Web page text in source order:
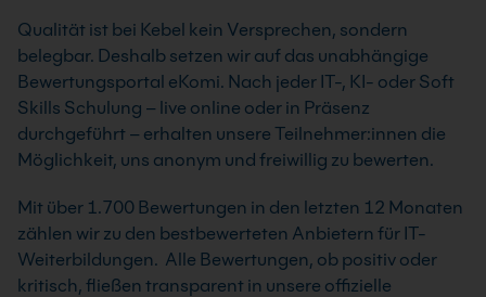
Qualität ist bei Kebel kein Versprechen, sondern
belegbar. Deshalb setzen wir auf das unabhängige
Bewertungsportal eKomi. Nach jeder IT-, KI- oder Soft
Skills Schulung – live online oder in Präsenz
durchgeführt – erhalten unsere Teilnehmer:innen die
Möglichkeit, uns anonym und freiwillig zu bewerten.
Mit über 1.700 Bewertungen in den letzten 12 Monaten
zählen wir zu den bestbewerteten Anbietern für IT-
Weiterbildungen. Alle Bewertungen, ob positiv oder
kritisch, fließen transparent in unsere offizielle